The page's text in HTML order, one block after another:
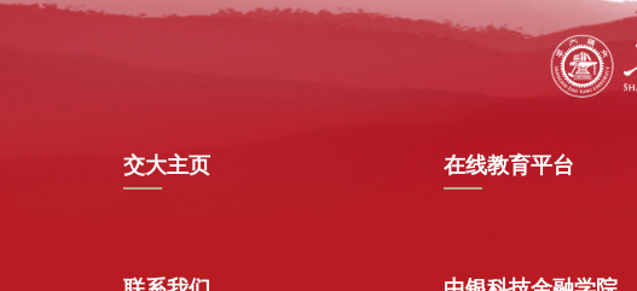
交大主页 在线教育平台